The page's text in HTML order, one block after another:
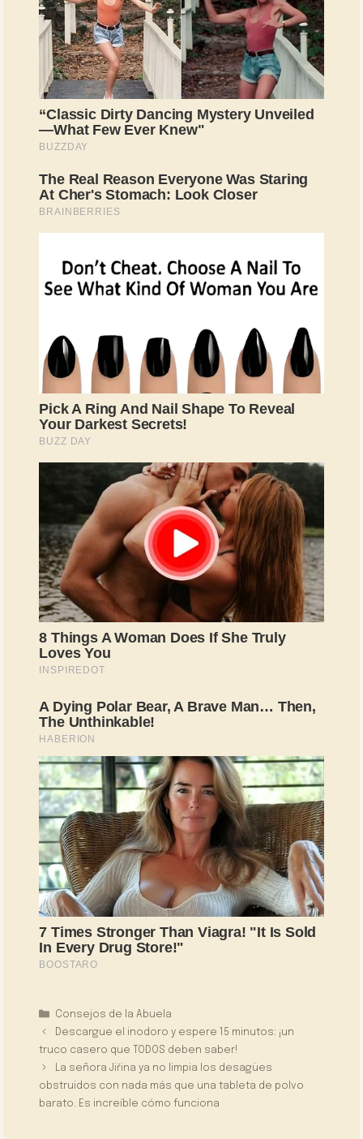
Categorías
Consejos de la Abuela
Descargue el inodoro y espere 15 minutos: ¡un
truco casero que TODOS deben saber!
La señora Jiřina ya no limpia los desagües
obstruidos con nada más que una tableta de polvo
barato. Es increíble cómo funciona